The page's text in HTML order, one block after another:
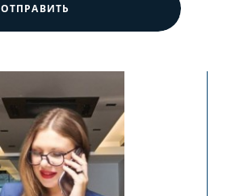
ОТПРАВИТЬ